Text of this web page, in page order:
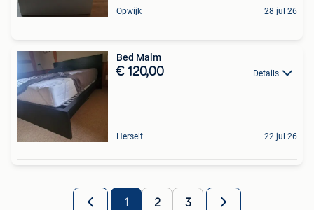
Opwijk 28 jul 26
Bed Malm
€ 120,00 Details
Herselt 22 jul 26
1 2 3